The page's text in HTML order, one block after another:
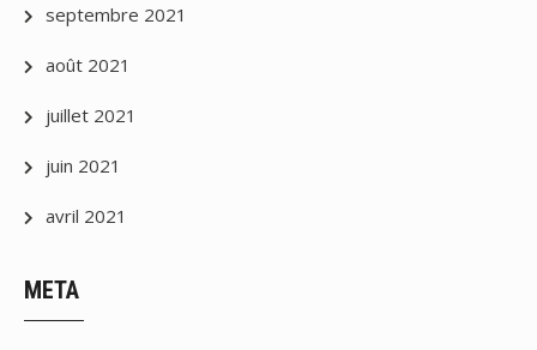
septembre 2021
août 2021
juillet 2021
juin 2021
avril 2021
META